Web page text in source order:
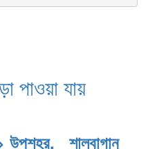
পাওয়া যায়
উপশহর, শালবাগান